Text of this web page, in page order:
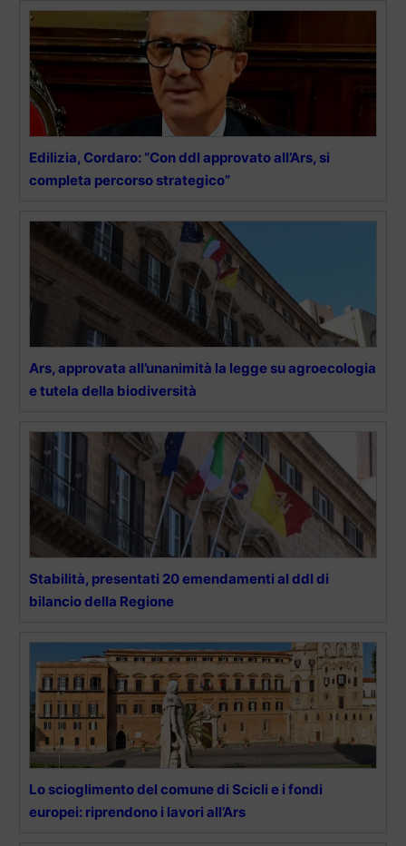
Edilizia, Cordaro: “Con ddl approvato all’Ars, si
completa percorso strategico”
Ars, approvata all’unanimità la legge su agroecologia
e tutela della biodiversità
Stabilità, presentati 20 emendamenti al ddl di
bilancio della Regione
Lo scioglimento del comune di Scicli e i fondi
europei: riprendono i lavori all’Ars